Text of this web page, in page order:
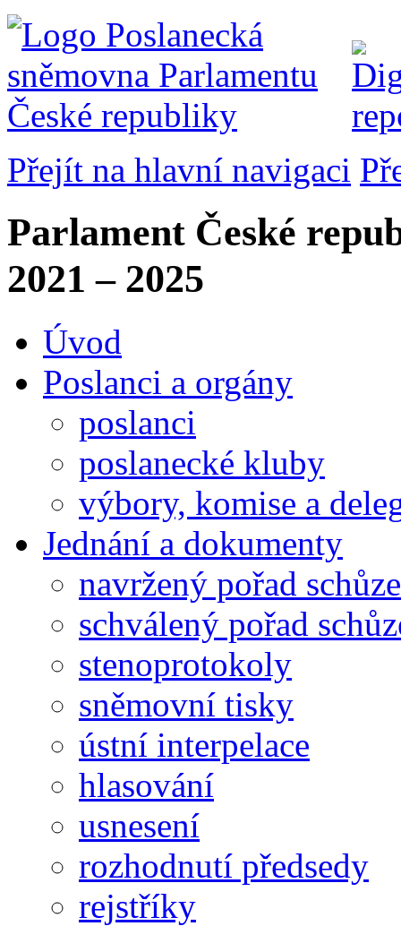
Přejít na hlavní navigaci
Parlament České
2021 – 2025
Úvod
Poslanci a orgány
poslanci
poslanecké kluby
výbory, komise a
Jednání a dokumenty
navržený pořad schůze
schválený pořad
stenoprotokoly
sněmovní tisky
ústní interpelace
hlasování
usnesení
rozhodnutí předsedy
rejstříky